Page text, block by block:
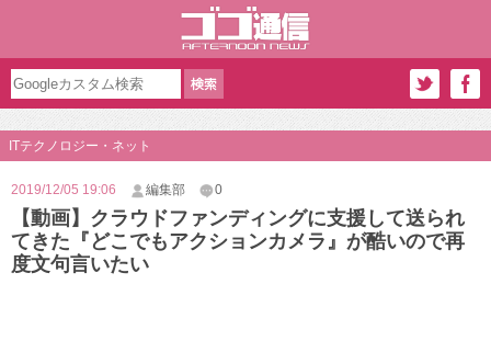
ITテクノロジー・ネット
2019/12/05 19:06 編集部 0
【動画】クラウドファンディングに支援して送られ
てきた『どこでもアクションカメラ』が酷いので再
度文句言いたい